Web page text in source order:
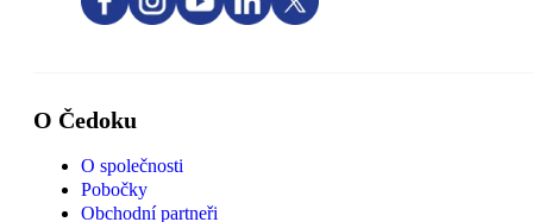
O Čedoku
O společnosti
Pobočky
Obchodní partneři